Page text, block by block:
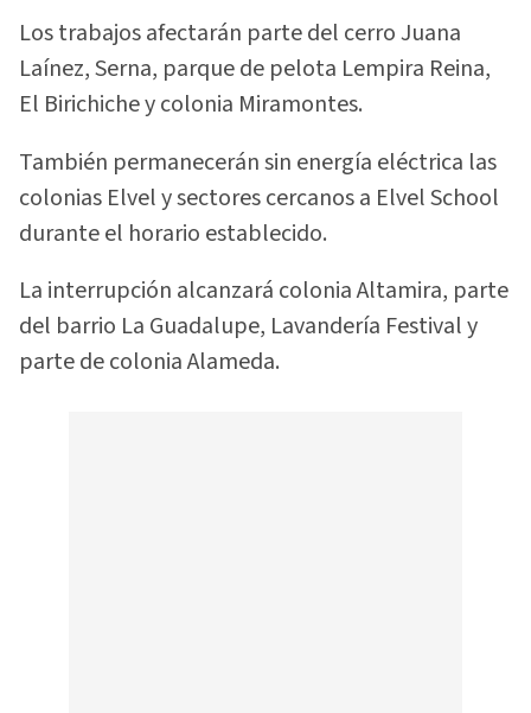
Los trabajos afectarán parte del cerro Juana
Laínez, Serna, parque de pelota Lempira Reina,
El Birichiche y colonia Miramontes.
También permanecerán sin energía eléctrica las
colonias Elvel y sectores cercanos a Elvel School
durante el horario establecido.
La interrupción alcanzará colonia Altamira, parte
del barrio La Guadalupe, Lavandería Festival y
parte de colonia Alameda.